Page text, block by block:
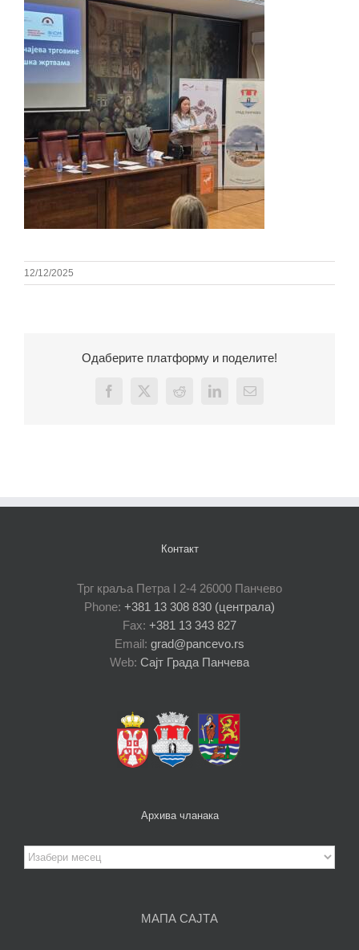
12/12/2025
Одаберите платформу и поделите!
Facebook
X Reddit LinkedInEmail
Контакт
Трг краља Петра I 2-4 26000 Панчево
Phone: +381 13 308 830 (централа)
Fax: +381 13 343 827
Email: grad@pancevo.rs
Web: Сајт Града Панчева
Архива чланака
Архива
чланака
МАПА САЈТА